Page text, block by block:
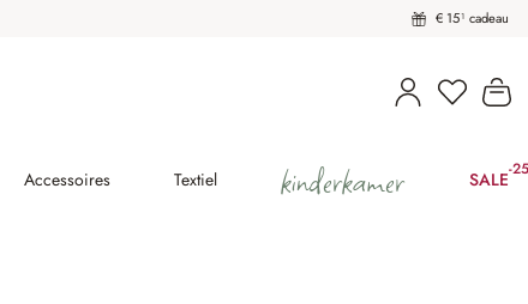
€ 15¹ cadeau
U heeft
Accessoires Textiel kinderkamer SALE-